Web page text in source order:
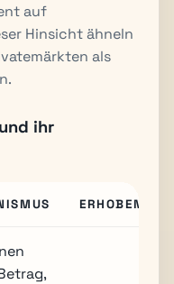
auf
Hinsicht ähneln
als
ihr
ERHOBENER